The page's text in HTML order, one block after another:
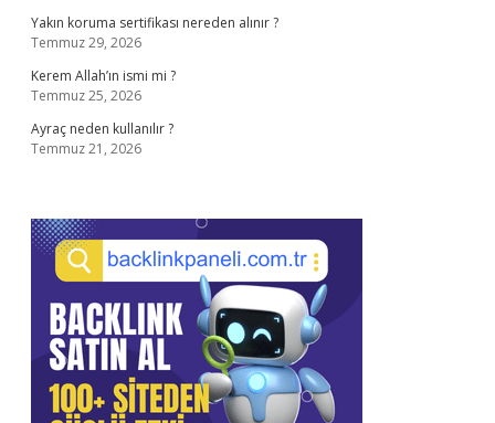
Yakın koruma sertifikası nereden alınır ?
Temmuz 29, 2026
Kerem Allah’ın ismi mi ?
Temmuz 25, 2026
Ayraç neden kullanılır ?
Temmuz 21, 2026